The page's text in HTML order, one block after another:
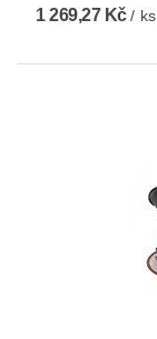
1 269,27 Kč/ ks